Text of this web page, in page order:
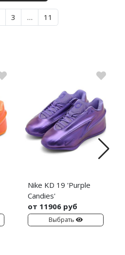
3 … 11
Nike KD 19 'Purple
Candies'
от 11906 руб
Выбрать